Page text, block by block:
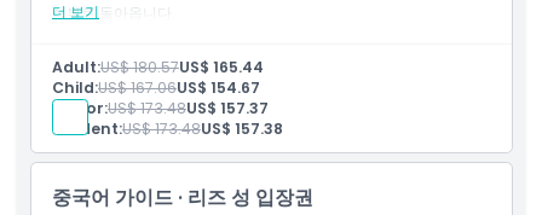
심부로 돌아옵니다.
더 보기
입장권: 리즈 성
입장권: 캔터베리 대성당
중국어 가이드
템스 강 보트 타기
무료 Wi-Fi와 USB 충전기가 구비된 고급 에어컨 버스 이동
Adult:US$ 180.57US$ 165.44
Child:US$ 167.06US$ 154.67
Senior:US$ 173.48US$ 157.37
Student:US$ 173.48US$ 157.38
중국어 가이드 · 리즈 성 입장권